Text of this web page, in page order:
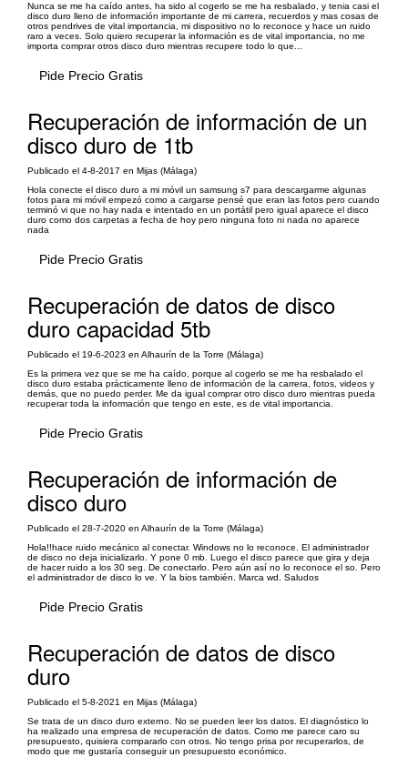
Nunca se me ha caído antes, ha sido al cogerlo se me ha resbalado, y tenia casi el
disco duro lleno de información importante de mi carrera, recuerdos y mas cosas de
otros pendrives de vital importancia, mi dispositivo no lo reconoce y hace un ruido
raro a veces. Solo quiero recuperar la información es de vital importancia, no me
importa comprar otros disco duro mientras recupere todo lo que...
Pide Precio Gratis
Recuperación de información de un
disco duro de 1tb
Publicado el 4-8-2017 en Mijas (Málaga)
Hola conecte el disco duro a mi móvil un samsung s7 para descargarme algunas
fotos para mi móvil empezó como a cargarse pensé que eran las fotos pero cuando
terminó vi que no hay nada e intentado en un portátil pero igual aparece el disco
duro como dos carpetas a fecha de hoy pero ninguna foto ni nada no aparece
nada
Pide Precio Gratis
Recuperación de datos de disco
duro capacidad 5tb
Publicado el 19-6-2023 en Alhaurín de la Torre (Málaga)
Es la primera vez que se me ha caído, porque al cogerlo se me ha resbalado el
disco duro estaba prácticamente lleno de información de la carrera, fotos, videos y
demás, que no puedo perder. Me da igual comprar otro disco duro mientras pueda
recuperar toda la información que tengo en este, es de vital importancia.
Pide Precio Gratis
Recuperación de información de
disco duro
Publicado el 28-7-2020 en Alhaurín de la Torre (Málaga)
Hola!!hace ruido mecánico al conectar. Windows no lo reconoce. El administrador
de disco no deja inicializarlo. Y pone 0 mb. Luego el disco parece que gira y deja
de hacer ruido a los 30 seg. De conectarlo. Pero aún así no lo reconoce el so. Pero
el administrador de disco lo ve. Y la bios también. Marca wd. Saludos
Pide Precio Gratis
Recuperación de datos de disco
duro
Publicado el 5-8-2021 en Mijas (Málaga)
Se trata de un disco duro externo. No se pueden leer los datos. El diagnóstico lo
ha realizado una empresa de recuperación de datos. Como me parece caro su
presupuesto, quisiera compararlo con otros. No tengo prisa por recuperarlos, de
modo que me gustaría conseguir un presupuesto económico.